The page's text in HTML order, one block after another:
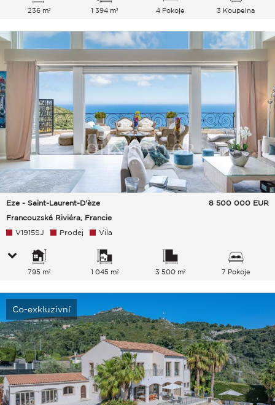
236 m² 1 394 m² 4 Pokoje 3 Koupelna
Eze - Saint-Laurent-D'èze
Francouzská Riviéra, Francie
8 500 000 EUR
V1915SJ Prodej Vila
795 m² 1 045 m² 3 500 m² 7 Pokoje
Co-exkluzivní